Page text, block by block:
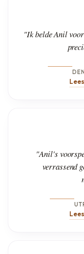
"Ik belde Anil
"Anil's
verrassend